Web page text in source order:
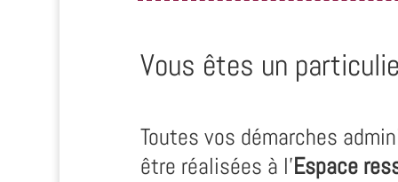
Vous êtes un
Toutes vos démarches
être réalisées à l’Espace